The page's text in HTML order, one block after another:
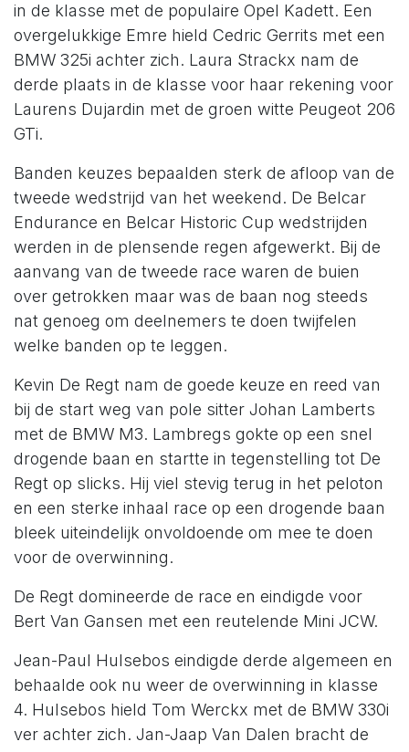
in de klasse met de populaire Opel Kadett. Een
overgelukkige Emre hield Cedric Gerrits met een
BMW 325i achter zich. Laura Strackx nam de
derde plaats in de klasse voor haar rekening voor
Laurens Dujardin met de groen witte Peugeot 206
GTi.
Banden keuzes bepaalden sterk de afloop van de
tweede wedstrijd van het weekend. De Belcar
Endurance en Belcar Historic Cup wedstrijden
werden in de plensende regen afgewerkt. Bij de
aanvang van de tweede race waren de buien
over getrokken maar was de baan nog steeds
nat genoeg om deelnemers te doen twijfelen
welke banden op te leggen.
Kevin De Regt nam de goede keuze en reed van
bij de start weg van pole sitter Johan Lamberts
met de BMW M3. Lambregs gokte op een snel
drogende baan en startte in tegenstelling tot De
Regt op slicks. Hij viel stevig terug in het peloton
en een sterke inhaal race op een drogende baan
bleek uiteindelijk onvoldoende om mee te doen
voor de overwinning.
De Regt domineerde de race en eindigde voor
Bert Van Gansen met een reutelende Mini JCW.
Jean-Paul Hulsebos eindigde derde algemeen en
behaalde ook nu weer de overwinning in klasse
4. Hulsebos hield Tom Werckx met de BMW 330i
ver achter zich. Jan-Jaap Van Dalen bracht de